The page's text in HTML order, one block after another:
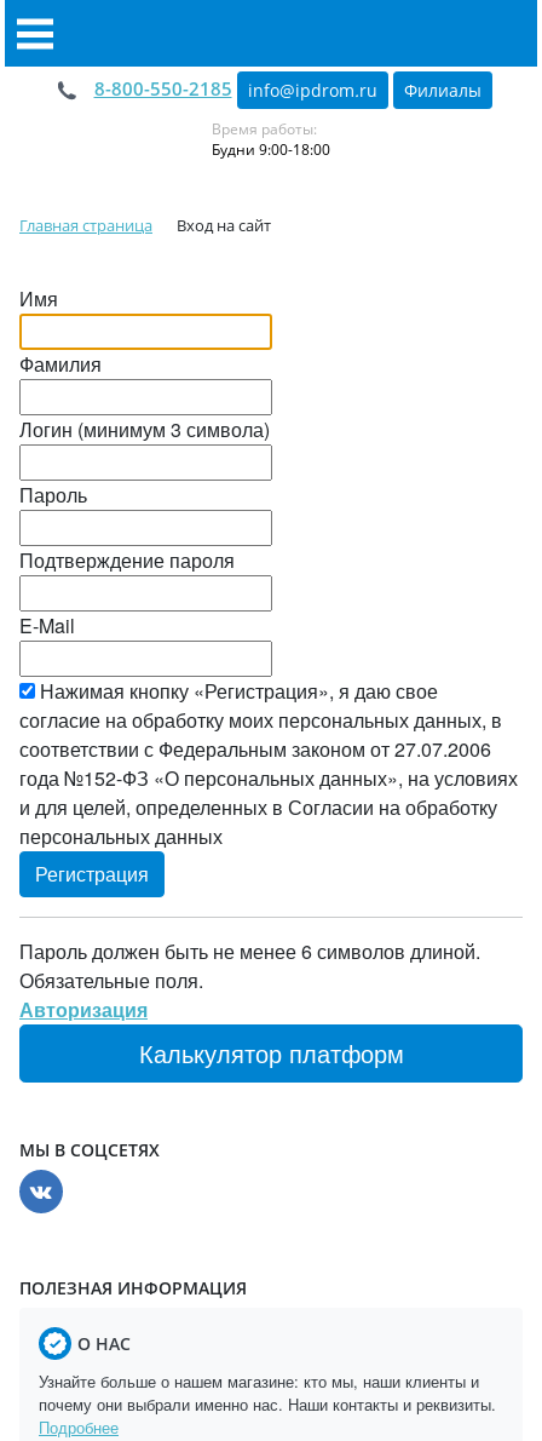
8-800-550-2185 info@ipdrom.ru Филиалы
Время работы:
Будни 9:00-18:00
Главная страница Вход на сайт
Имя
Фамилия
Логин (минимум 3 символа)
Пароль
Подтверждение пароля
E-Mail
Нажимая кнопку «Регистрация», я даю свое
согласие на обработку моих персональных данных, в
соответствии с Федеральным законом от 27.07.2006
года №152-ФЗ «О персональных данных», на условиях
и для целей, определенных в Согласии на обработку
персональных данных
Пароль должен быть не менее 6 символов длиной.
Обязательные поля.
Авторизация
Калькулятор платформ
МЫ В СОЦСЕТЯХ
ПОЛЕЗНАЯ ИНФОРМАЦИЯ
О НАС
Узнайте больше о нашем магазине: кто мы, наши клиенты и
почему они выбрали именно нас. Наши контакты и реквизиты.
Подробнее